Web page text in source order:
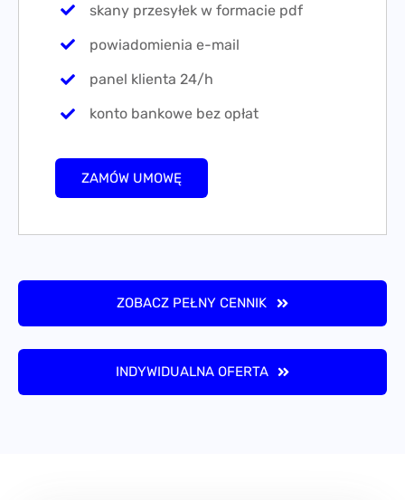
skany przesyłek w formacie pdf
powiadomienia e-mail
panel klienta 24/h
konto bankowe bez opłat
ZAMÓW UMOWĘ
ZOBACZ PEŁNY CENNIK
INDYWIDUALNA OFERTA